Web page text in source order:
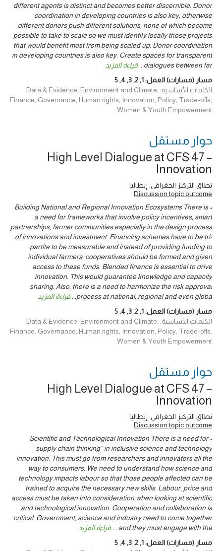
different agents is distinct and becomes better discernible. Donor
coordination in developing countries is also key, otherwise
different donors push different solutions, none of which become
possible to take to scale so we must identify locally those projects
that would benefit most from being scaled up. Donor coordination
in developing countries is also key. Create spaces for transparent
dialogues between far
... قراءة المزيد
مسار (مسارات) العمل:1
,
2
,
3
,
4
,
5
الكلمات الأساسية: Data & Evidence, Environment and Climate,
Finance, Governance, Human rights, Innovation, Policy, Trade-offs,
Women & Youth Empowerment
حوار ‎مستقل
High Level Dialogue at CFS 47 –
Innovation
نطاق التركيز الجغرافي: إيطاليا
Discussion topic outcome
• Building National and Regional Innovation Ecosystems There is
a need for frameworks that involve policy incentives, smart
partnerships, farmer communities especially in the design process
of innovations and investment. Financing schemes have to be tri-
partite to be measurable and instead of providing funding to
individual farmers, cooperatives should be formed and given
access to these funds. Blended finance is essential to drive
innovation. This would guarantee knowledge and capacity
sharing. Also, there is a need to harmonize the risk approval
process at national, regional and even globa
... قراءة المزيد
مسار (مسارات) العمل:1
,
2
,
3
,
4
,
5
الكلمات الأساسية: Data & Evidence, Environment and Climate,
Finance, Governance, Human rights, Innovation, Policy, Trade-offs,
Women & Youth Empowerment
حوار ‎مستقل
High Level Dialogue at CFS 47 –
Innovation
نطاق التركيز الجغرافي: إيطاليا
Discussion topic outcome
• Scientific and Technological Innovation There is a need for
“supply chain thinking” in inclusive science and technology
innovation. This must go from researchers and innovators all the
way to consumers. We need to understand how science and
technology impacts labour so that those people affected can be
trained to acquire the necessary new skills. Labour, price and
access must be taken into consideration when looking at scientific
and technological innovation. Cooperation and collaboration is
critical. Government, science and industry need to come together
and they must engage with the
... قراءة المزيد
مسار (مسارات) العمل:1
,
2
,
3
,
4
,
5